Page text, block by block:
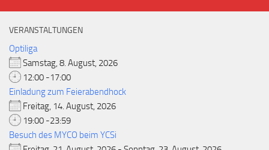
VERANSTALTUNGEN
Optiliga
Samstag, 8. August, 2026
12:00 -17:00
Einladung zum Feierabendhock
Freitag, 14. August, 2026
19:00 -23:59
Besuch des MYCO beim YCSi